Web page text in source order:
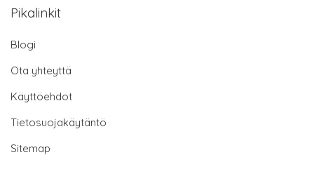
Pikalinkit
Blogi
Ota yhteyttä
Käyttöehdot
Tietosuojakäytäntö
Sitemap